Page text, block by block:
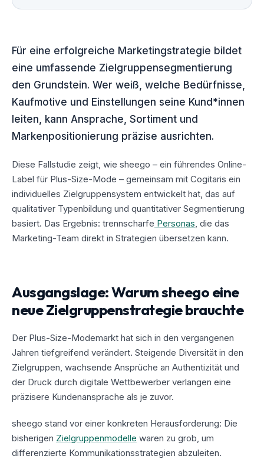
02Cleveres Studiendesign: Das Beste aus zwei
Welten
Die MyPersona-Segmente: Trennscharf und
greifbar
Sechs Dimensionen für ein vollständiges Bild
Empfehlungen
Markenpräsenz und emotionale Bindungskraft
07Fazit: Zielgruppenforschung als
Wettbewerbsvorteil
Für eine erfolgreiche Marketingstrategie bildet
eine umfassende Zielgruppensegmentierung
den Grundstein. Wer weiß, welche Bedürfnisse,
Kaufmotive und Einstellungen seine Kund*innen
leiten, kann Ansprache, Sortiment und
Markenpositionierung präzise ausrichten.
Diese Fallstudie zeigt, wie sheego – ein führendes Online-
Label für Plus-Size-Mode – gemeinsam mit Cogitaris ein
individuelles Zielgruppensystem entwickelt hat, das auf
qualitativer Typenbildung und quantitativer Segmentierung
basiert. Das Ergebnis: trennscharfe Personas , die das
Marketing-Team direkt in Strategien übersetzen kann.
Ausgangslage: Warum sheego eine
neue Zielgruppenstrategie brauchte
Der Plus-Size-Modemarkt hat sich in den vergangenen
Jahren tiefgreifend verändert. Steigende Diversität in den
Zielgruppen, wachsende Ansprüche an Authentizität und
der Druck durch digitale Wettbewerber verlangen eine
präzisere Kundenansprache als je zuvor.
sheego stand vor einer konkreten Herausforderung: Die
bisherigen Zielgruppenmodelle waren zu grob, um
differenzierte Kommunikationsstrategien abzuleiten.